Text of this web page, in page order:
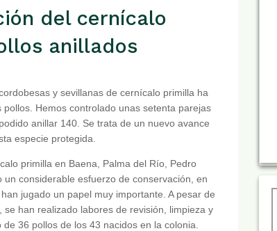
del cernícalo
anillados
y sevillanas de cernícalo primilla ha
Hemos controlado unas setenta parejas
anillar 140. Se trata de un nuevo avance
especie protegida.
primilla en Baena, Palma del Río, Pedro
considerable esfuerzo de conservación, en
jugado un papel muy importante. A pesar de
han realizado labores de revisión, limpieza y
36 pollos de los 43 nacidos en la colonia.